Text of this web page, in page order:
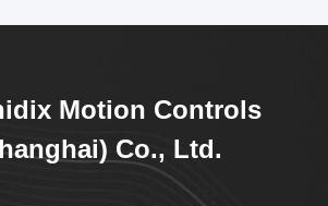
Motion Controls
Co., Ltd.